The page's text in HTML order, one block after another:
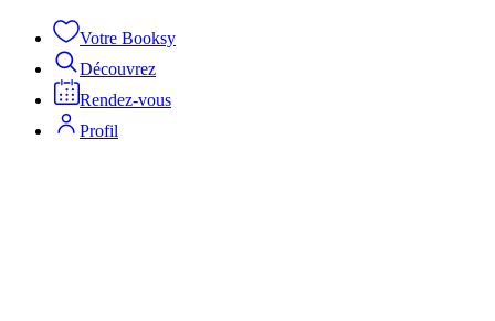
Votre Booksy
Découvrez
Rendez-vous
Profil